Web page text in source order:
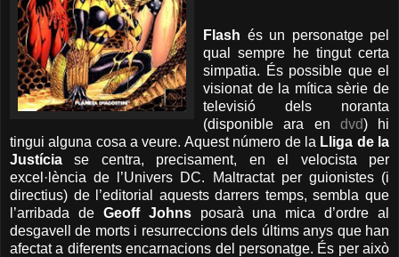
Flash és un personatge pel
qual sempre he tingut certa
simpatia. És possible que el
visionat de la mítica sèrie de
televisió dels noranta
(disponible ara en dvd) hi
tingui alguna cosa a veure. Aquest número de la Lliga de la
Justícia se centra, precisament, en el velocista per
excel·lència de l’Univers DC. Maltractat per guionistes (i
directius) de l’editorial aquests darrers temps, sembla que
l’arribada de Geoff Johnsposarà una mica d’ordre al
desgavell de morts i resurreccions dels últims anys que han
afectat a diferents encarnacions del personatge. És per això